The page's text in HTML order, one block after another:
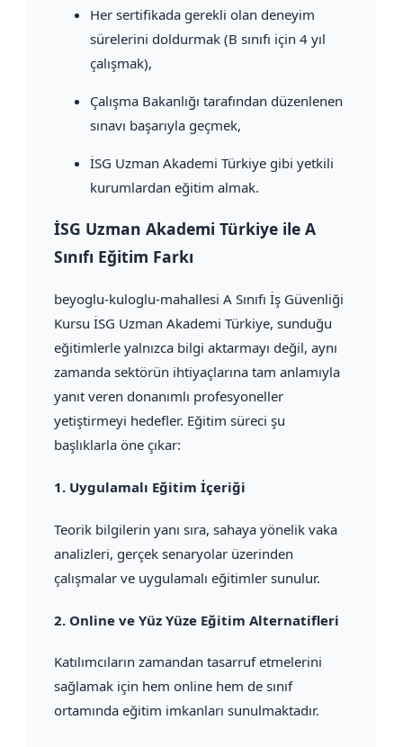
Her sertifikada gerekli olan deneyim
sürelerini doldurmak (B sınıfı için 4 yıl
çalışmak),
Çalışma Bakanlığı tarafından düzenlenen
sınavı başarıyla geçmek,
İSG Uzman Akademi Türkiye gibi yetkili
kurumlardan eğitim almak.
İSG Uzman Akademi Türkiye ile A
Sınıfı Eğitim Farkı
beyoglu-kuloglu-mahallesi A Sınıfı İş Güvenliği
Kursu İSG Uzman Akademi Türkiye, sunduğu
eğitimlerle yalnızca bilgi aktarmayı değil, aynı
zamanda sektörün ihtiyaçlarına tam anlamıyla
yanıt veren donanımlı profesyoneller
yetiştirmeyi hedefler. Eğitim süreci şu
başlıklarla öne çıkar:
1. Uygulamalı Eğitim İçeriği
Teorik bilgilerin yanı sıra, sahaya yönelik vaka
analizleri, gerçek senaryolar üzerinden
çalışmalar ve uygulamalı eğitimler sunulur.
2. Online ve Yüz Yüze Eğitim Alternatifleri
Katılımcıların zamandan tasarruf etmelerini
sağlamak için hem online hem de sınıf
ortamında eğitim imkanları sunulmaktadır.